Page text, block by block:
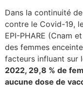
Dans la continuité
contre le Covid-19,
EPI-PHARE (Cnam
des femmes
facteurs influant sur
2022, 29,8 % de
aucune dose de